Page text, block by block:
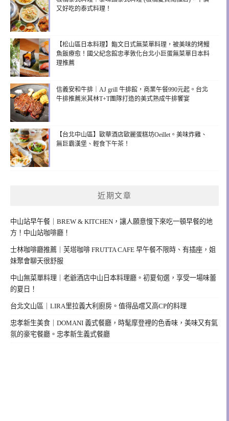
又好吃的泰式料理！
【松山區日本料理】鮨文日式無菜單料理，被美味的烤鰻
魚飯療愈！國父紀念館忠孝敦化台北小巨蛋無菜單日本料
理推薦
信義安和牛排｜AJ grill 牛排館，商業午餐990元起。台北
牛排推薦米其林T+T團隊打造的美式熟成牛排饗宴
【台北中山區】歐華酒店歐麗蛋糕坊Oeillet。美味炸雞、
無巨霸漢堡、輕食下午茶！
近期文章
中山站早午餐｜BREW & KITCHEN，讓人願意慢下來吃一頓早餐的地
方！中山站咖啡廳！
士林咖啡廳推薦｜芙塔咖啡 FRUTTA CAFE 早午餐不限時、有插座，姐
妹聚會聊天很舒服
中山無菜單料理｜老爺酒店中山日本料理廳。初夏旬選，享受一場味蕾
的夏日！
台北文山區｜LIRA里拉義大利廚房。值得品嚐又高CP的料理
忠孝新生美食｜DOMANI 義式餐廳，時髦摩登裡的色香味，美味又有氣
氛的豪宅餐廳。忠孝新生義式餐廳